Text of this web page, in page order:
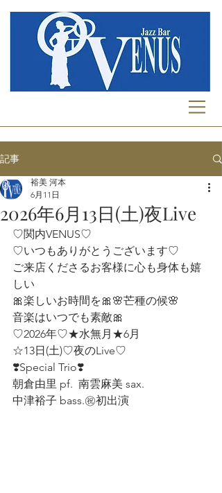
記事
2026年6月13日(土)夜Live
裕美 河本
6月11日
♡関内VENUS♡
♡いつもありがとうございます♡
ご来店くださるお客様に心も身体も嬉
しい
🎀楽しいお時間を🎀🌸芒種の候🌸
音楽はいつでも素敵🎀
♡2026年♡★水無月★6月
☆13日(土)♡夜のLive♡
❣️Special Trio❣️
朝倉由里 pf.  南雲麻美 sax.
中津裕子 bass.㊗️初出演